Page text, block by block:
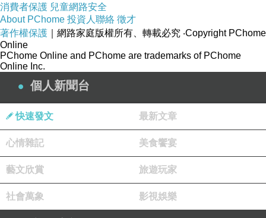
消費者保護 兒童網路安全
About PChome 投資人聯絡 徵才
著作權保護 ｜網路家庭版權所有、轉載必究 ‧Copyright PChome
Online
PChome Online and PChome are trademarks of PChome
Online Inc.
個人新聞台
快速發文 最新文章
心情雜記 美食饗宴
藝文欣賞 旅遊玩家
社會萬象 影視娛樂